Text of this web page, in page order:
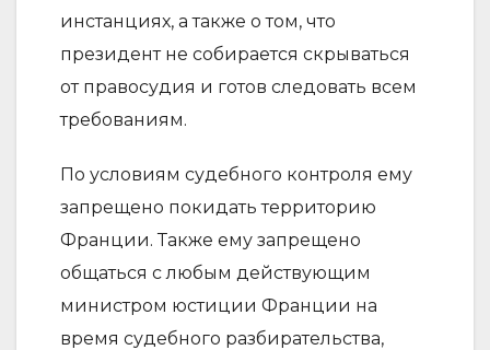
инстанциях, а также о том, что
президент не собирается скрываться
от правосудия и готов следовать всем
требованиям.
По условиям судебного контроля ему
запрещено покидать территорию
Франции. Также ему запрещено
общаться с любым действующим
министром юстиции Франции на
время судебного разбирательства,